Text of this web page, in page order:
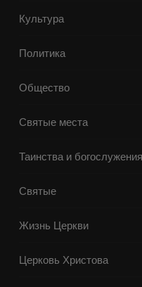
Культура
Политика
Общество
Святые места
Таинства и богослужения
Святые
Жизнь Церкви
Церковь Христова